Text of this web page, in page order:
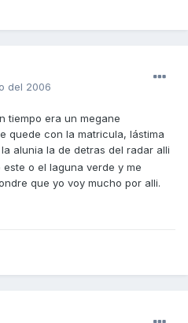
del 2006
tiempo era un megane
quede con la matricula, lástima
alunia la de detras del radar alli
o el laguna verde y me
que yo voy mucho por alli.